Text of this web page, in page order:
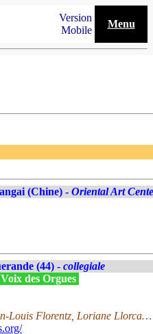
Version
Mobile
Menu
(Chine) - Oriental Art
(44) - collegiale
des Orgues
Louis Florentz, Loriane Llorca…